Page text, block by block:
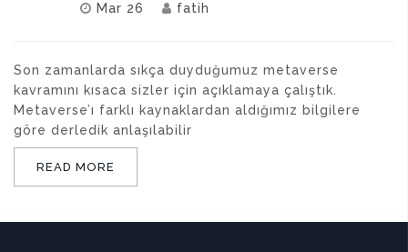
Mar 26 fatih
Son zamanlarda sıkça duyduğumuz metaverse
kavramını kısaca sizler için açıklamaya çalıştık.
Metaverse’ı farklı kaynaklardan aldığımız bilgilere
göre derledik anlaşılabilir
READ MORE